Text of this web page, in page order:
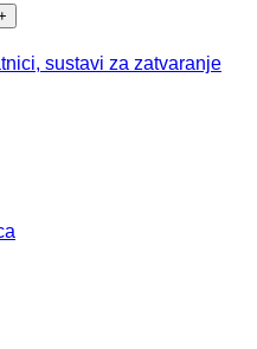
sustavi za zatvaranje